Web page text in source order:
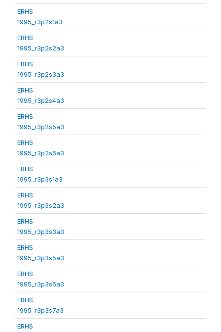
ERHS
1995_r3p2s1a3
ERHS
1995_r3p2s2a3
ERHS
1995_r3p2s3a3
ERHS
1995_r3p2s4a3
ERHS
1995_r3p2s5a3
ERHS
1995_r3p2s6a3
ERHS
1995_r3p3s1a3
ERHS
1995_r3p3s2a3
ERHS
1995_r3p3s3a3
ERHS
1995_r3p3s5a3
ERHS
1995_r3p3s6a3
ERHS
1995_r3p3s7a3
ERHS